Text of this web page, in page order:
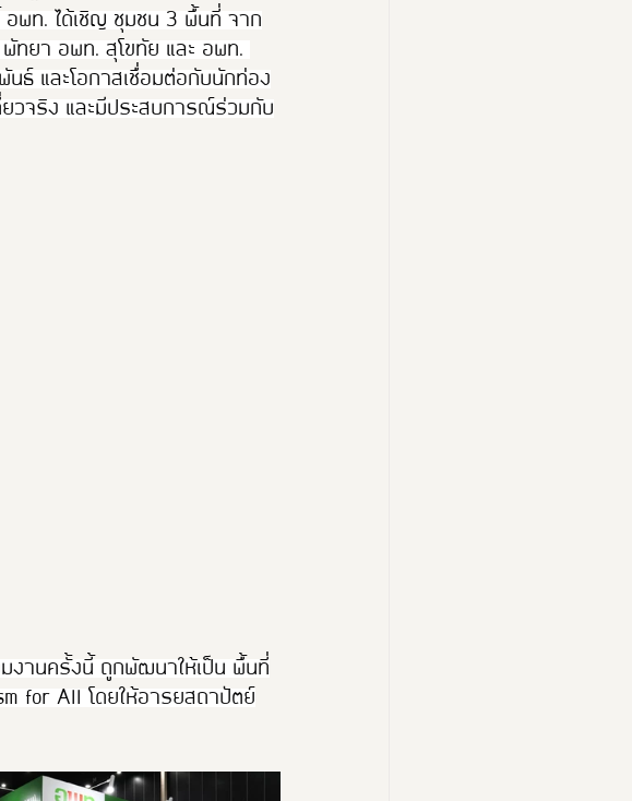
อพท. ได้เชิญ ชุมชน 3 พื้นที่ จาก
ทยา อพท. สุโขทัย และ อพท.
นธ์ และโอกาสเชื่อมต่อกับนักท่อง
วจริง และมีประสบการณ์ร่วมกับ
งานครั้งนี้ ถูกพัฒนาให้เป็น พื้นที่
for All โดยให้อารยสถาปัตย์